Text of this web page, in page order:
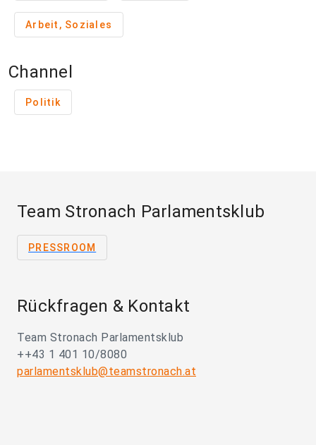
Arbeit, Soziales
Channel
Politik
Team Stronach Parlamentsklub
PRESSROOM
Rückfragen & Kontakt
Team Stronach Parlamentsklub
++43 1 401 10/8080
parlamentsklub@teamstronach.at